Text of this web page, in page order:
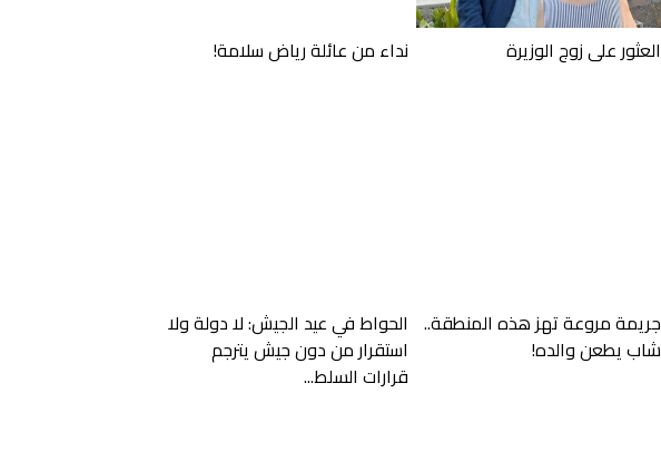
العثور على زوج الوزيرة نداء من عائلة رياض سلامة!
جريمة مروعة تهز هذه المنطقة..
شاب يطعن والده!
الحواط في عيد الجيش: لا دولة ولا
استقرار من دون جيش يترجم
قرارات السلط...